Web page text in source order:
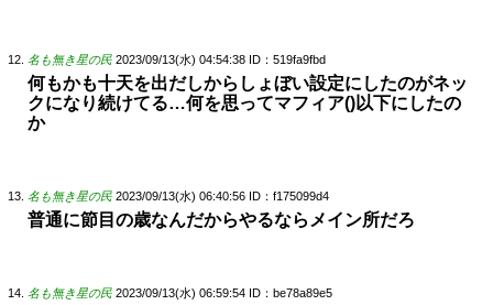
名も無き星の民 2023/09/13(水) 04:54:38 ID：519fa9fbd
何もかも十天を出だしからしょぼい設定にしたのがネッ
クになり続けてる…何を思ってマフィア()以下にしたの
か
名も無き星の民 2023/09/13(水) 06:40:56 ID：f175099d4
普通に節目の歳なんだからやるならメイン所だろ
名も無き星の民 2023/09/13(水) 06:59:54 ID：be78a89e5